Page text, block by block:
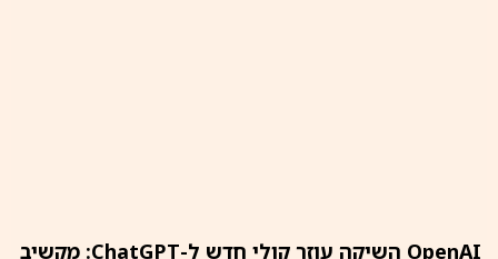
OpenAI השיקה עוזר קולי חדש ל-ChatGPT: מקשיב